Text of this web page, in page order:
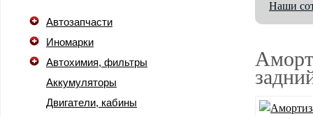
Автозапчасти
Иномарки
Автохимия, фильтры
Аккумуляторы
Двигатели, кабины
Наши